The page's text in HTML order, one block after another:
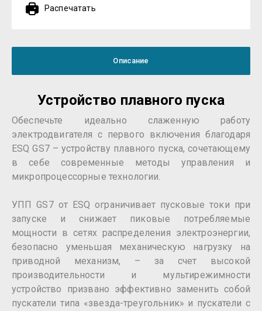
Распечатать
Описание
Устройство плавного пуска
Обеспечьте идеально слаженную работу
электродвигателя с первого включения благодаря
ESQ GS7 – устройству плавного пуска, сочетающему
в себе современные методы управления и
микропроцессорные технологии.
УПП GS7 от ESQ ограничивает пусковые токи при
запуске и снижает пиковые потребляемые
мощности в сетях распределения электроэнергии,
безопасно уменьшая механическую нагрузку на
приводной механизм, – за счет высокой
производительности и мультирежимности
устройство призвано эффективно заменить собой
пускатели типа «звезда-треугольник» и пускатели с